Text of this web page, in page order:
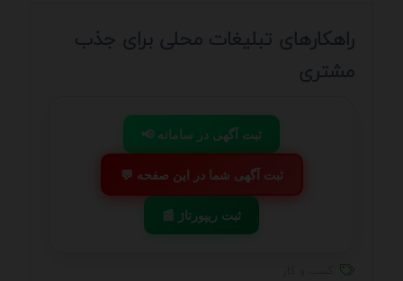
راهکارهای تبلیغات محلی برای جذب
مشتری
📢 ثبت آگهی در سامانه
💬 ثبت آگهی شما در این صفحه
📰 ثبت ریپورتاژ